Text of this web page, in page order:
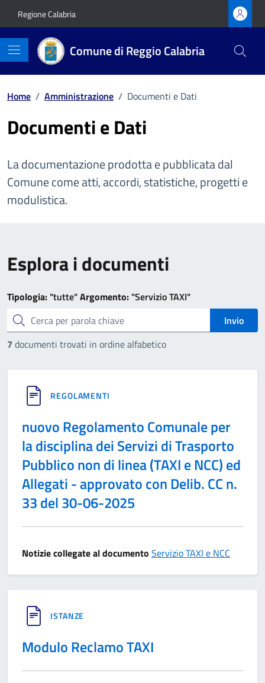
Regione Calabria
Comune di Reggio Calabria
Home / Amministrazione / Documenti e Dati
Documenti e Dati
La documentazione prodotta e pubblicata dal
Comune come atti, accordi, statistiche, progetti e
modulistica.
Esplora i documenti
Tipologia: "tutte"Argomento: "Servizio TAXI"
cerca
Invio
7 documenti trovati in ordine alfabetico
REGOLAMENTI
nuovo Regolamento Comunale per
la disciplina dei Servizi di Trasporto
Pubblico non di linea (TAXI e NCC) ed
Allegati - approvato con Delib. CC n.
33 del 30-06-2025
Notizie collegate al documento Servizio TAXI e NCC
ISTANZE
Modulo Reclamo TAXI